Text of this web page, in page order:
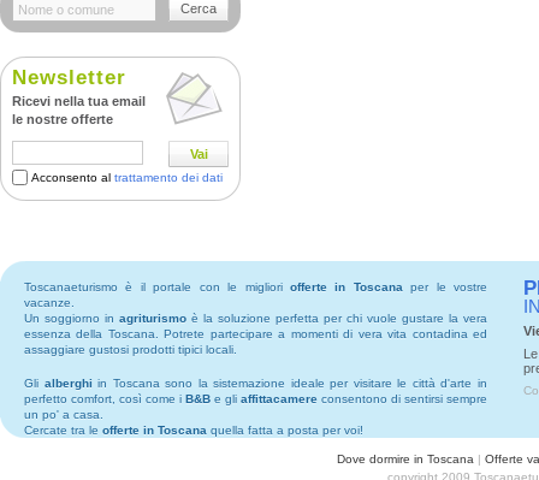
Cerca
Newsletter
Ricevi nella tua email
le nostre offerte
Vai
Acconsento al trattamento dei dati
Toscanaeturismo è il portale con le migliori offerte in Toscana per le vostre
vacanze.
Un soggiorno in agriturismo è la soluzione perfetta per chi vuole gustare la vera
essenza della Toscana. Potrete partecipare a momenti di vera vita contadina ed
assaggiare gustosi prodotti tipici locali.
Gli alberghi in Toscana sono la sistemazione ideale per visitare le città d'arte in
perfetto comfort, così come i B&B e gli affittacamere consentono di sentirsi sempre
un po' a casa.
Cercate tra le offerte in Toscana quella fatta a posta per voi!
Dove dormire in Toscana | Offerte
copyright 2009